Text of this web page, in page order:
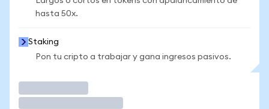
hasta 50x.
Staking
Pon tu cripto a trabajar y gana ingresos pasivos.